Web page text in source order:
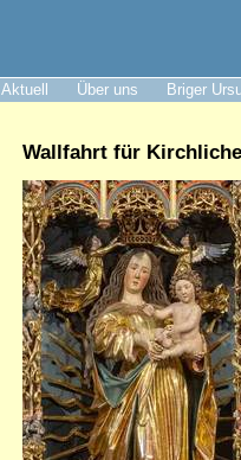
Aktuell Über uns Briger
Wallfahrt für